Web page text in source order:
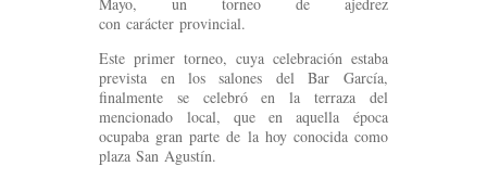
con carácter provincial.
Este primer torneo, cuya celebración estaba
prevista en los salones del Bar García,
finalmente se celebró en la terraza del
mencionado local, que en aquella época
ocupaba gran parte de la hoy conocida como
plaza San Agustín.